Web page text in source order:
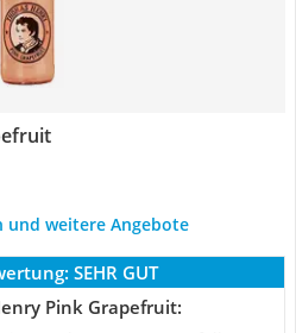
und weitere Angebote
SEHR GUT
Pink Grapefruit: